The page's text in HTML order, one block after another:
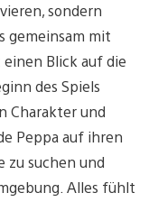
sondern
gemeinsam mit
Blick auf die
des Spiels
Charakter und
Peppa auf ihren
zu suchen und
Alles fühlt